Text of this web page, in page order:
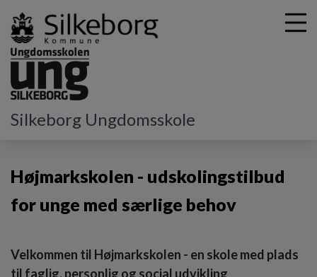
Silkeborg Ungdomsskole
Højmarkskolen
Højmarkskolen - udskolingstilbud
for unge med særlige behov
Velkommen til Højmarkskolen - en skole med plads
til faglig, personlig og social udvikling